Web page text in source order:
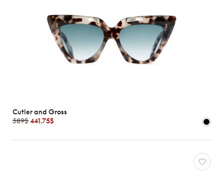
Cutler and Gross
589$441.75$